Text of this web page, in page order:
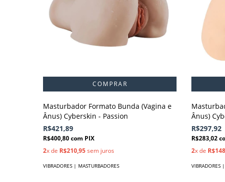
Masturbador Formato Bunda (Vagina e
Ânus) Cyberskin - Passion
R$421,89
R$400,80com PIX
2x de R$210,95sem juros
VIBRADORES | MASTURBADORES
Ânus)
R$297,92
R$283,02
2x de
VIBRADORES